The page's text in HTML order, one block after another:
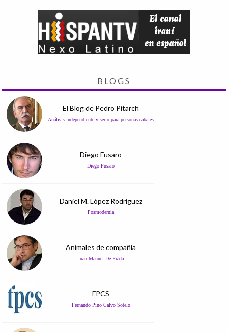
BLOGS
El Blog de Pedro Pitarch
Análisis independiente y serio para personas cabales
Diego Fusaro
Diego Fusaro
Daniel M. López Rodríguez
Posmodernia
Animales de compañía
Juan Manuel De Prada
FPCS
Fernando Pino Calvo Sotelo